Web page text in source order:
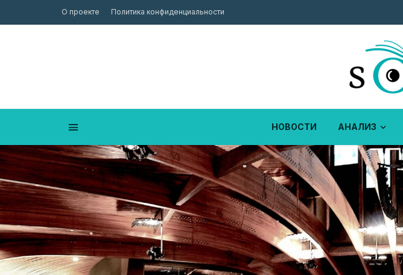
О проекте Политика конфиденциальности
НОВОСТИ АНАЛИЗ